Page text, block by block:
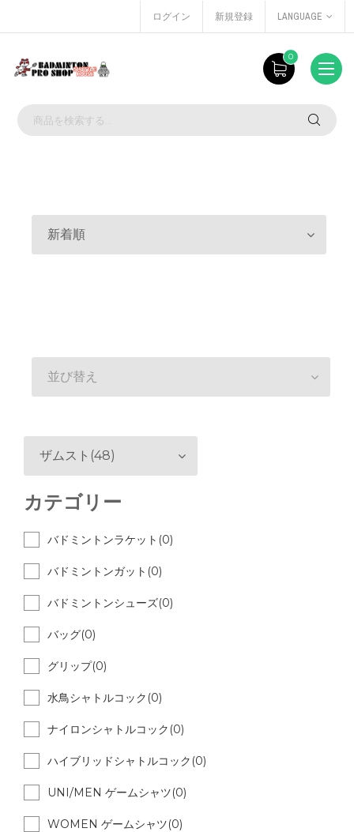
ログイン 新規登録 LANGUAGE
0
新着順
並び替え
ザムスト(48)
カテゴリー
バドミントンラケット(0)
バドミントンガット(0)
バドミントンシューズ(0)
バッグ(0)
グリップ(0)
水鳥シャトルコック(0)
ナイロンシャトルコック(0)
ハイブリッドシャトルコック(0)
UNI/MEN ゲームシャツ(0)
WOMEN ゲームシャツ(0)